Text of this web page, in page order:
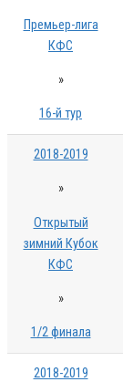
Премьер-лига
КФС
»
16-й тур
2018-2019
»
Открытый
зимний Кубок
КФС
»
1/2 финала
2018-2019